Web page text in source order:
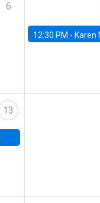
6
12:30 PM - Karen Macours, Paris
13